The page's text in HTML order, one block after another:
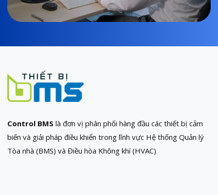
Control BMS là đơn vị phân phối hàng đầu các thiết bị cảm
biến và giải pháp điều khiển trong lĩnh vực Hệ thống Quản lý
Tòa nhà (BMS) và Điều hòa Không khí (HVAC)